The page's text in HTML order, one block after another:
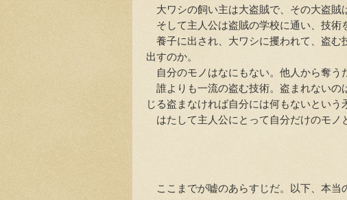
大ワシの飼い主は大盗賊で、その大盗賊
そして主人公は盗賊の学校に通い、技術
養子に出され、大ワシに攫われて、盗む
出すのか。
自分のモノはなにもない。他人から奪う
誰よりも一流の盗む技術。盗まれないの
じる盗まなければ自分には何もないという
はたして主人公にとって自分だけのモ
ここまでが嘘のあらすじだ。以下、本当